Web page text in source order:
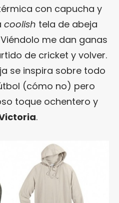
con capucha y
coolish tela de abeja
me dan ganas
de cricket y volver.
se inspira sobre todo
(cómo no) pero
toque ochentero y
.